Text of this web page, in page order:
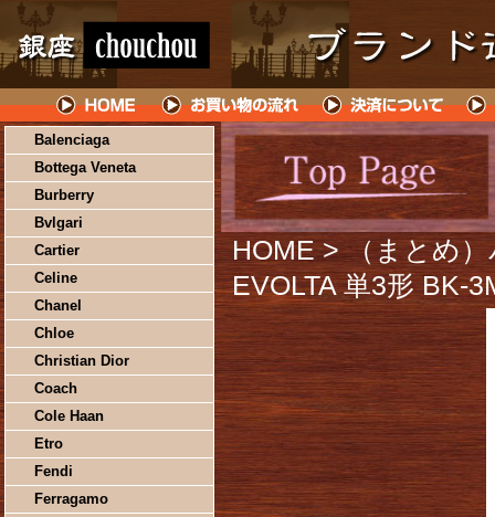
Balenciaga
Bottega Veneta
Burberry
Bvlgari
Cartier
Celine
Chanel
Chloe
Christian Dior
Coach
Cole Haan
Etro
Fendi
Ferragamo
HOME > （まとめ
EVOLTA 単3形 BK-